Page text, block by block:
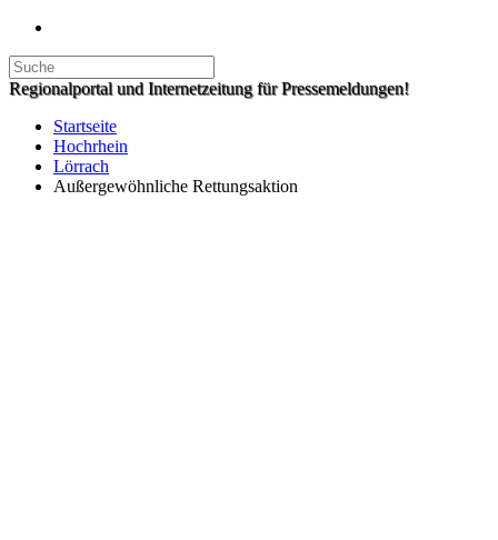
Regionalportal und Internetzeitung für Pressemeldungen!
Startseite
Hochrhein
Lörrach
Außergewöhnliche Rettungsaktion